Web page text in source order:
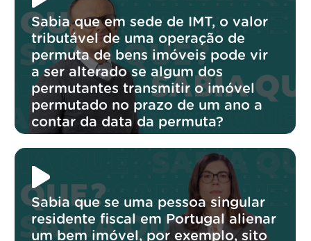
Sabia que em sede de IMT, o valor
tributável de uma operação de
permuta de bens imóveis pode vir
a ser alterado se algum dos
permutantes transmitir o imóvel
permutado no prazo de um ano a
contar da data da permuta?
Sabia que se uma pessoa singular
residente fiscal em Portugal alienar
um bem imóvel, por exemplo, sito